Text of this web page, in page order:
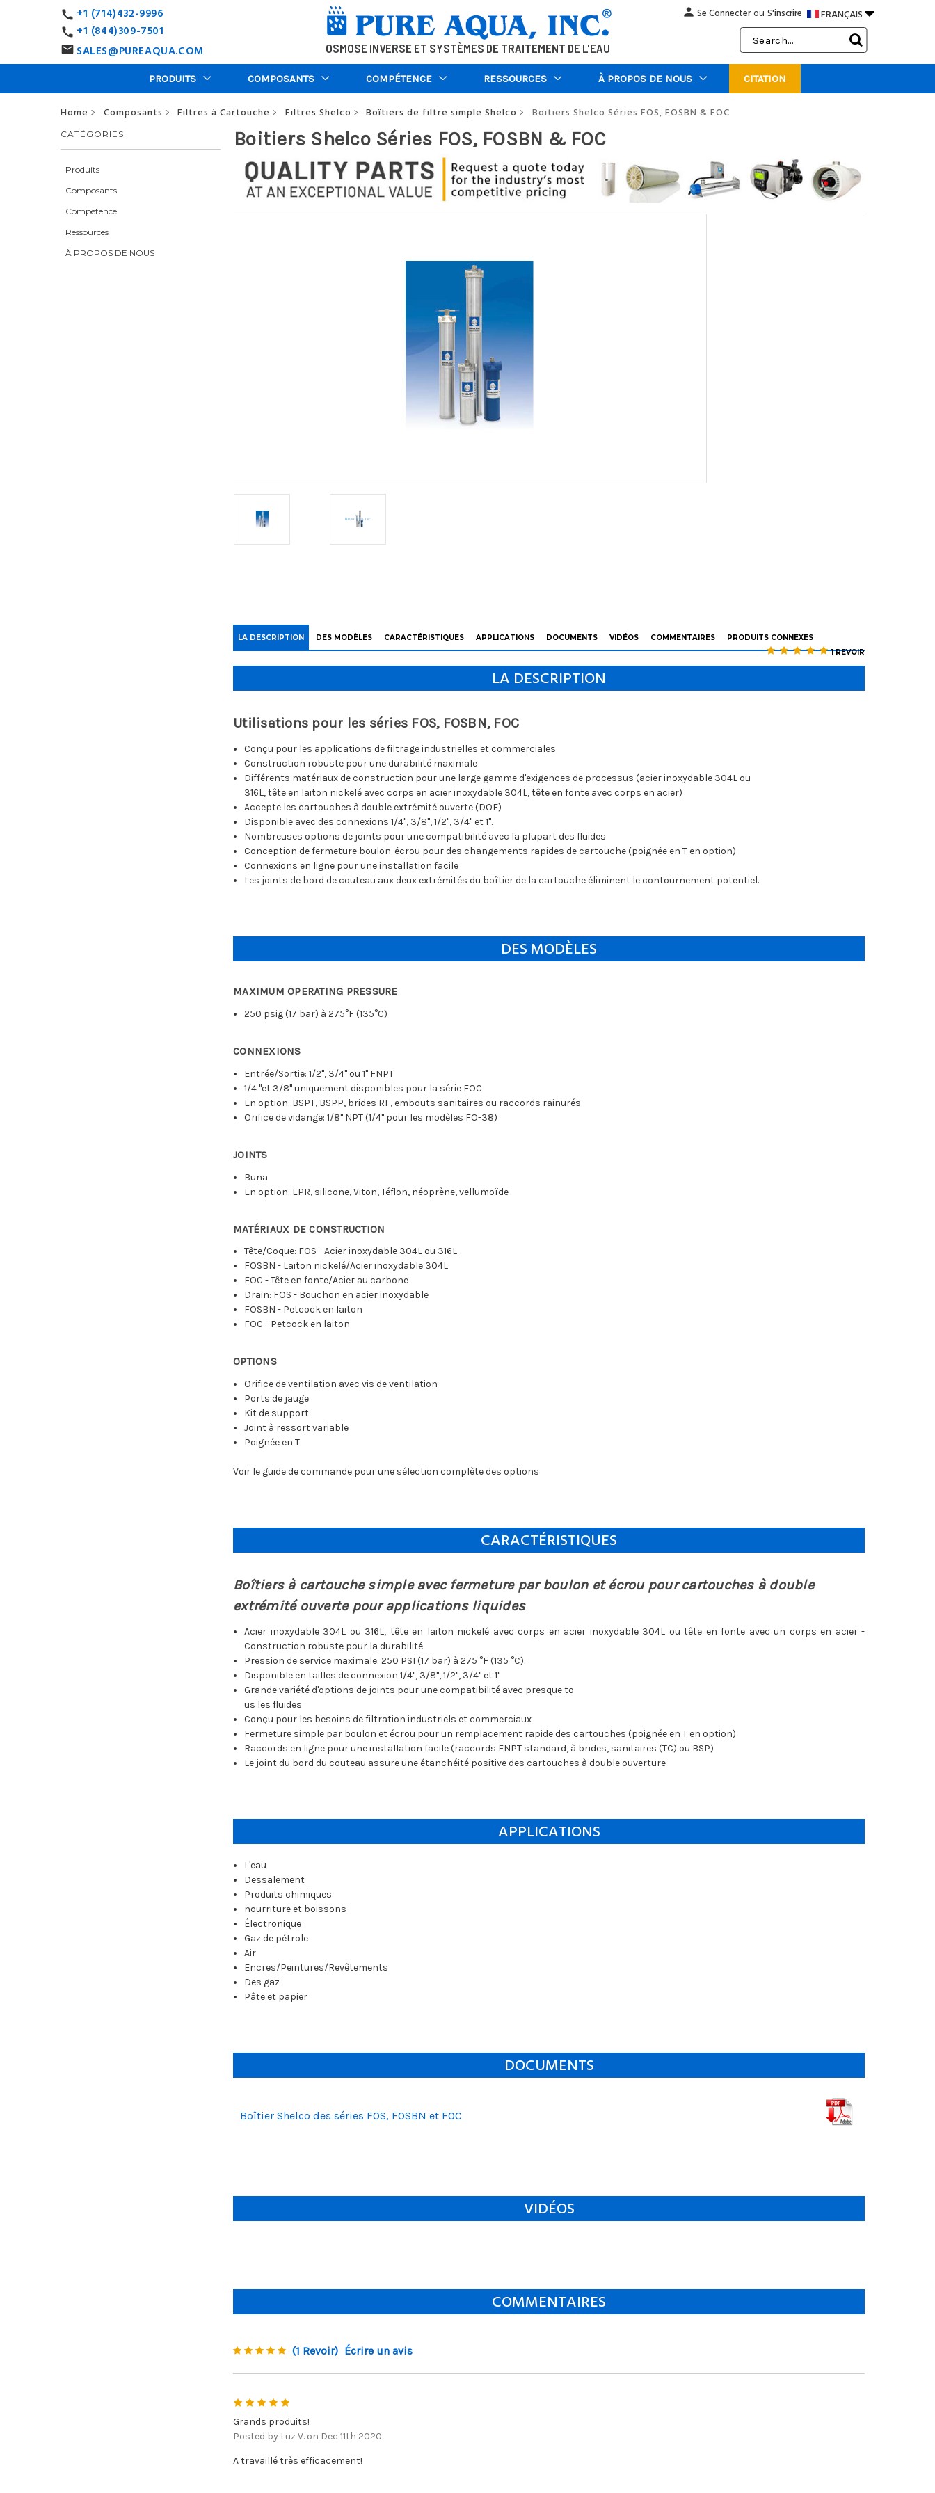
call +1 (714)432-9996
call +1 (844)309-7501
email SALES@PUREAQUA.COM OSMOSE INVERSE ET SYSTÈMES DE TRAITEMENT DE L'EAU
person Se Connecter ou S'inscrire FRANÇAIS
Keyword:
PRODUITS COMPOSANTS COMPÉTENCE RESSOURCES À PROPOS DE NOUS CITATION
Home > Composants > Filtres à Cartouche > Filtres Shelco > Boîtiers de filtre simple Shelco > Boitiers Shelco Séries FOS, FOSBN & FOC
CATÉGORIES
Produits
Composants
Compétence
Ressources
À PROPOS DE NOUS
Boitiers Shelco Séries FOS, FOSBN & FOC
LA DESCRIPTION DES MODÈLES CARACTÉRISTIQUES APPLICATIONS DOCUMENTS VIDÉOS COMMENTAIRES
PRODUITS CONNEXES
1 REVOIR
LA DESCRIPTION
Utilisations pour les séries FOS, FOSBN, FOC
Conçu pour les applications de filtrage industrielles et commerciales
Construction robuste pour une durabilité maximale
Différents matériaux de construction pour une large gamme d'exigences de processus (acier inoxydable 304L ou
316L, tête en laiton nickelé avec corps en acier inoxydable 304L, tête en fonte avec corps en acier)
Accepte les cartouches à double extrémité ouverte (DOE)
Disponible avec des connexions 1/4", 3/8", 1/2", 3/4" et 1".
Nombreuses options de joints pour une compatibilité avec la plupart des fluides
Conception de fermeture boulon-écrou pour des changements rapides de cartouche (poignée en T en option)
Connexions en ligne pour une installation facile
Les joints de bord de couteau aux deux extrémités du boîtier de la cartouche éliminent le contournement potentiel.
DES MODÈLES
MAXIMUM OPERATING PRESSURE
250 psig (17 bar) à 275°F (135°C)
CONNEXIONS
Entrée/Sortie: 1/2", 3/4" ou 1" FNPT
1/4 "et 3/8" uniquement disponibles pour la série FOC
En option: BSPT, BSPP, brides RF, embouts sanitaires ou raccords rainurés
Orifice de vidange: 1/8" NPT (1/4" pour les modèles FO-38)
JOINTS
Buna
En option: EPR, silicone, Viton, Téflon, néoprène, vellumoïde
MATÉRIAUX DE CONSTRUCTION
Tête/Coque: FOS - Acier inoxydable 304L ou 316L
FOSBN - Laiton nickelé/Acier inoxydable 304L
FOC - Tête en fonte/Acier au carbone
Drain: FOS - Bouchon en acier inoxydable
FOSBN - Petcock en laiton
FOC - Petcock en laiton
OPTIONS
Orifice de ventilation avec vis de ventilation
Ports de jauge
Kit de support
Joint à ressort variable
Poignée en T
Voir le guide de commande pour une sélection complète des options
CARACTÉRISTIQUES
Boîtiers à cartouche simple avec fermeture par boulon et écrou pour cartouches à double
extrémité ouverte pour applications liquides
Acier inoxydable 304L ou 316L, tête en laiton nickelé avec corps en acier inoxydable 304L ou tête en fonte avec un corps en acier -
Construction robuste pour la durabilité
Pression de service maximale: 250 PSI (17 bar) à 275 °F (135 °C).
Disponible en tailles de connexion 1/4", 3/8", 1/2", 3/4" et 1"
Grande variété d'options de joints pour une compatibilité avec presque to
us les fluides
Conçu pour les besoins de filtration industriels et commerciaux
Fermeture simple par boulon et écrou pour un remplacement rapide des cartouches (poignée en T en option)
Raccords en ligne pour une installation facile (raccords FNPT standard, à brides, sanitaires (TC) ou BSP)
Le joint du bord du couteau assure une étanchéité positive des cartouches à double ouverture
APPLICATIONS
L'eau
Dessalement
Produits chimiques
nourriture et boissons
Électronique
Gaz de pétrole
Air
Encres/Peintures/Revêtements
Des gaz
Pâte et papier
DOCUMENTS
Boîtier Shelco des séries FOS, FOSBN et FOC
VIDÉOS
COMMENTAIRES
(1 Revoir) Écrire un avis
Grands produits!
Posted by Luz V. on Dec 11th 2020
A travaillé très efficacement!